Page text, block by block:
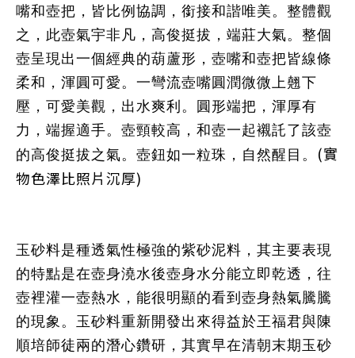
嘴和壺把，皆比例協調，銜接和諧唯美。整體觀
之，此壺氣宇非凡，高俊挺拔，端莊大氣。整個
壺呈現出一個經典的葫蘆形，壺嘴和壺把皆線條
柔和，渾圓可愛。一彎流壺嘴圓潤微微上翹下
壓，可愛美觀，出水爽利。圓形端把，渾厚有
力，端握適手。壺頸較高，和壺一起襯託了該壺
的高俊挺拔之氣。壺鈕如一粒珠，自然醒目。 (實
物色澤比照片沉厚)
玉砂料是種透氣性極強的紫砂泥料，其主要表現
的特點是在壺身澆水後壺身水分能立即乾透，往
壺裡灌一壺熱水，能很明顯的看到壺身熱氣騰騰
的現象。玉砂料重新開發出來得益於王福君與陳
順培師徒兩的潛心鑽研，其實早在清朝末期玉砂